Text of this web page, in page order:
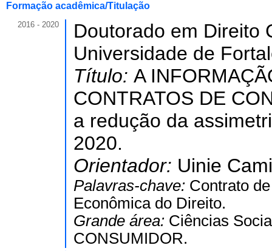
Formação acadêmica/Titulação
2016 - 2020
Doutorado em Direito
Universidade de
Título: A
CONTRATOS DE
a redução da
2020.
Orientador: Uinie
Palavras-chave: Contrato
Econômica do Direito.
Grande área: Ciências
CONSUMIDOR.